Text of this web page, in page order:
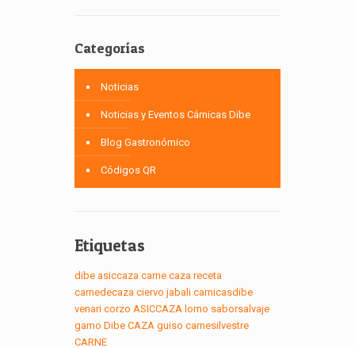
Categorías
Noticias
Noticias y Eventos Cárnicas Dibe
Blog Gastronómico
Códigos QR
Etiquetas
dibe asiccaza carne caza receta
carnedecaza ciervo jabali carnicasdibe
venari corzo ASICCAZA lomo saborsalvaje
gamo Dibe CAZA guiso carnesilvestre
CARNE